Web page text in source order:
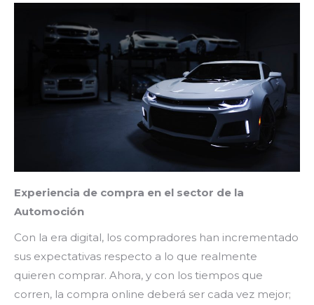
Experiencia de compra en el sector de la
Automoción
Con la era digital, los compradores han incrementado
sus expectativas respecto a lo que realmente
quieren comprar. Ahora, y con los tiempos que
corren, la compra online deberá ser cada vez mejor;